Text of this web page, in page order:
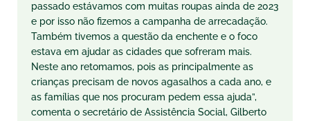
passado estávamos com muitas roupas ainda de 2023
e por isso não fizemos a campanha de arrecadação.
Também tivemos a questão da enchente e o foco
estava em ajudar as cidades que sofreram mais.
Neste ano retomamos, pois as principalmente as
crianças precisam de novos agasalhos a cada ano, e
as famílias que nos procuram pedem essa ajuda”,
comenta o secretário de Assistência Social, Gilberto